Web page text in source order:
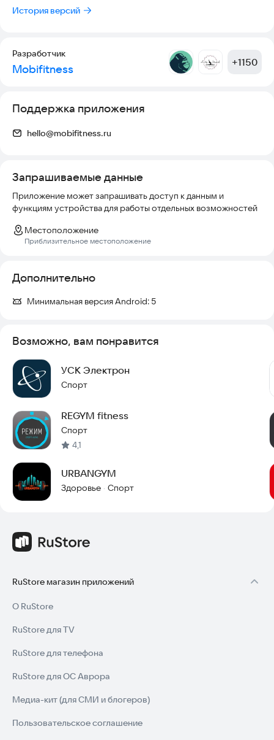
История версий
Разработчик
Mobifitness +1150
Поддержка приложения
hello@mobifitness.ru
Запрашиваемые данные
Приложение может запрашивать доступ к данным и
функциям устройства для работы отдельных возможностей
Местоположение
Приблизительное местоположение
Дополнительно
Минимальная версия Android: 5
Возможно, вам понравится
УСК Электрон
Спорт
REGYM fitness
Спорт
4,1
URBANGYM
Здоровье · Спорт
RuStore магазин приложений
О RuStore
RuStore для TV
RuStore для телефона
RuStore для ОС Аврора
Медиа-кит (для СМИ и блогеров)
Пользовательское соглашение